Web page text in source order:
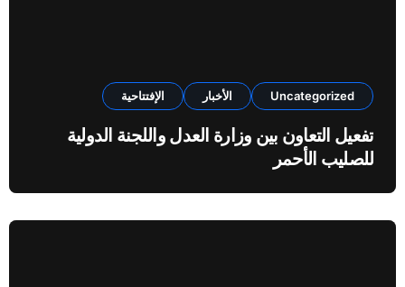
Uncategorized الأخبار الإفتتاحية
تفعيل التعاون بين وزارة العدل واللجنة الدولية
للصليب الأحمر